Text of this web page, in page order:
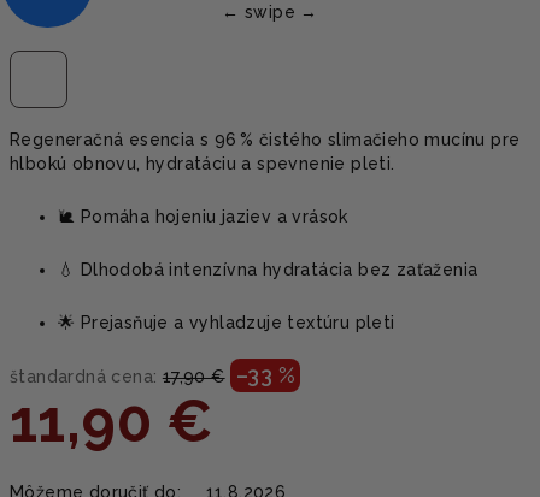
Regeneračná esencia s 96 % čistého slimačieho mucínu pre
hlbokú obnovu, hydratáciu a spevnenie pleti.
🐌 Pomáha hojeniu jaziev a vrások
💧 Dlhodobá intenzívna hydratácia bez zaťaženia
🌟 Prejasňuje a vyhladzuje textúru pleti
štandardná cena: 17,90 € –33 %
11,90 €
Môžeme doručiť do:
11.8.2026